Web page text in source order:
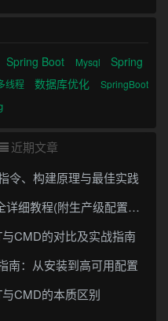
Spring Boot Mysql
Spring
线程 数据库优化 SpringBoot
近期文章
令、构建原理与最佳实践
教程(附生产级配置my.cnf)
CMD的对比及实战指南
南：从安装到高可用配置
CMD的本质区别